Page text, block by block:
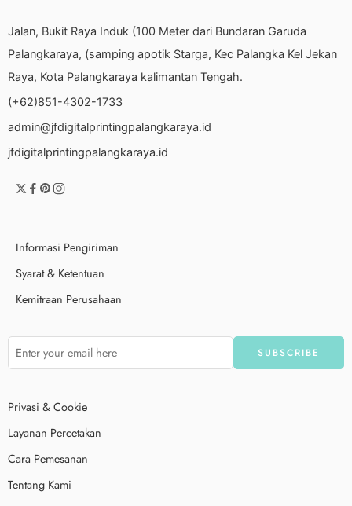
Jalan, Bukit Raya Induk (100 Meter dari Bundaran Garuda
Palangkaraya, (samping apotik Starga, Kec Palangka Kel Jekan
Raya, Kota Palangkaraya kalimantan Tengah.
(+62)851-4302-1733
admin@jfdigitalprintingpalangkaraya.id
jfdigitalprintingpalangkaraya.id
Informasi Pengiriman
Syarat & Ketentuan
Kemitraan Perusahaan
Privasi & Cookie
Layanan Percetakan
Cara Pemesanan
Tentang Kami